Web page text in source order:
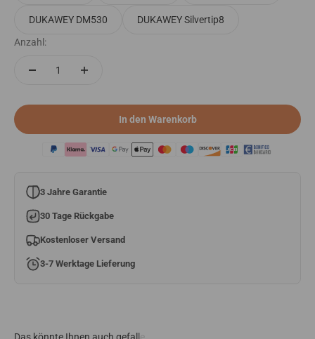
DUKAWEY DM530
DUKAWEY Silvertip8
Anzahl:
In den Warenkorb
3 Jahre Garantie
30 Tage Rückgabe
Kostenloser Versand
3-7 Werktage Lieferung